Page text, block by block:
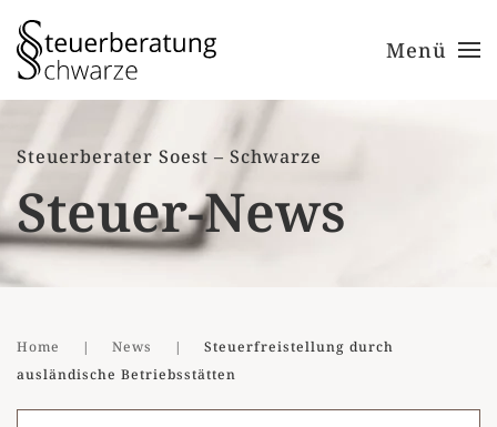
Zum Hauptinhalt springen Menü
Steuerberater Soest – Schwarze
Steuer-News
Home News
Steuerfreistellung durch
ausländische Betriebsstätten